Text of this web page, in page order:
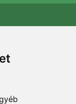
80 EUR
vagy